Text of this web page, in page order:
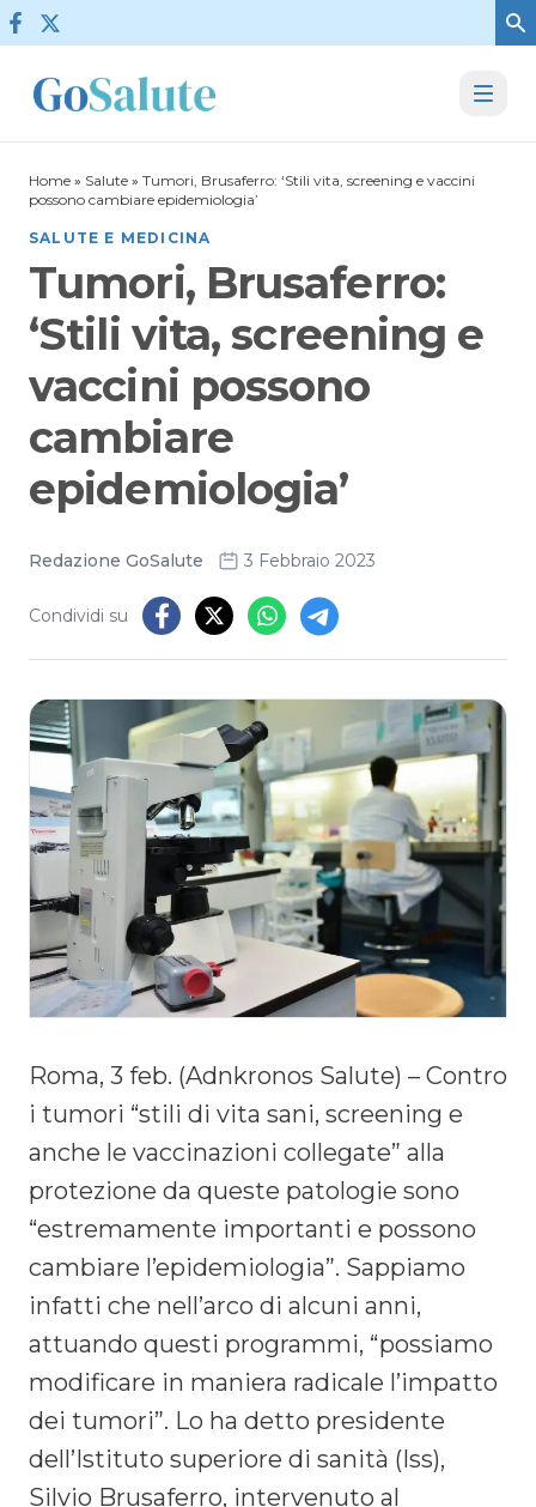
Vai al contenuto
Home » Salute » Tumori, Brusaferro: ‘Stili vita, screening e vaccini
possono cambiare epidemiologia’
SALUTE E MEDICINA
Tumori, Brusaferro:
‘Stili vita, screening e
vaccini possono
cambiare
epidemiologia’
Redazione GoSalute 3 Febbraio 2023
Condividi su
Roma, 3 feb. (Adnkronos Salute) – Contro
i tumori “stili di vita sani, screening e
anche le vaccinazioni collegate” alla
protezione da queste patologie sono
“estremamente importanti e possono
cambiare l’epidemiologia”. Sappiamo
infatti che nell’arco di alcuni anni,
attuando questi programmi, “possiamo
modificare in maniera radicale l’impatto
dei tumori”. Lo ha detto presidente
dell’Istituto superiore di sanità (Iss),
Silvio Brusaferro, intervenuto al